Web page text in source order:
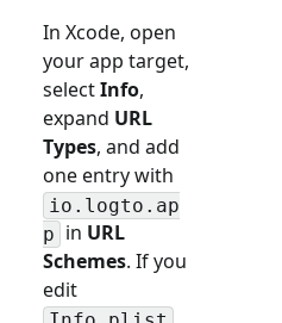
In Xcode, open
your app target,
selectInfo,
expand URL
Types, and add
one entry with
io.logto.ap
p in URL
Schemes. If you
edit